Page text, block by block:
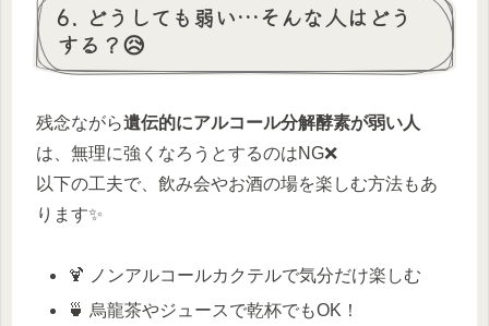
6. どうしても弱い…そんな人はどう
する？😥
残念ながら遺伝的にアルコール分解酵素が弱い人
は、無理に強くなろうとするのはNG❌
以下の工夫で、飲み会やお酒の場を楽しむ方法もあ
ります✨
🍹 ノンアルコールカクテルで気分だけ楽しむ
🍵 烏龍茶やジュースで乾杯でもOK！